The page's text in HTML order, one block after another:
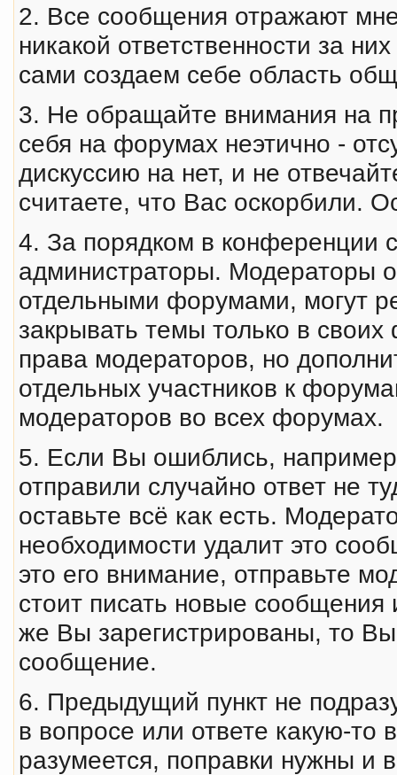
2. Все сообщения отражают
никакой ответственности за
сами создаем себе область
3. Не обращайте внимания на
себя на форумах неэтично -
дискуссию на нет, и не
считаете, что Вас оскорбили.
4. За порядком в конференции
администраторы. Модераторы
отдельными форумами, могут
закрывать темы только в
права модераторов, но
отдельных участников к
модераторов во всех форумах.
5. Если Вы ошиблись,
отправили случайно ответ не
оставьте всё как есть.
необходимости удалит это
это его внимание, отправьте
стоит писать новые
же Вы зарегистрированы, то
сообщение.
6. Предыдущий пункт не
в вопросе или ответе какую-
разумеется, поправки нужны и